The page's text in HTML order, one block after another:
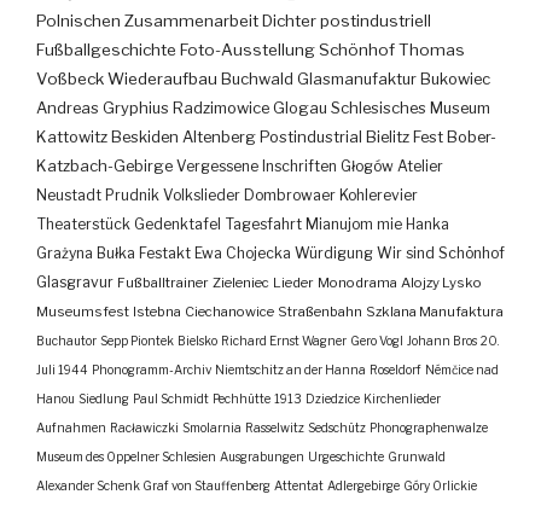
Polnischen ZusammenarbeitDichterpostindustriell
Fußballgeschichte Foto-AusstellungSchönhofThomas
VoßbeckWiederaufbau Buchwald Glasmanufaktur Bukowiec
Andreas Gryphius Radzimowice Glogau Schlesisches Museum
Kattowitz Beskiden Altenberg Postindustrial Bielitz Fest Bober-
Katzbach-Gebirge Vergessene Inschriften Głogów Atelier
Neustadt Prudnik Volkslieder Dombrowaer Kohlerevier
Theaterstück Gedenktafel Tagesfahrt Mianujom mie Hanka
Grażyna Bułka Festakt Ewa Chojecka Würdigung Wir sind Schönhof
Glasgravur Fußballtrainer Zieleniec Lieder Monodrama Alojzy Lysko
Museumsfest Istebna Ciechanowice Straßenbahn Szklana Manufaktura
Buchautor Sepp Piontek Bielsko Richard Ernst Wagner Gero Vogl Johann Bros 20.
Juli 1944 Phonogramm-Archiv Niemtschitz an der Hanna Roseldorf Némčice nad
Hanou Siedlung Paul Schmidt Pechhütte 1913 Dziedzice Kirchenlieder
Aufnahmen Racławiczki Smolarnia Rasselwitz Sedschütz Phonographenwalze
Museum des Oppelner Schlesien Ausgrabungen Urgeschichte Grunwald
Alexander Schenk Graf von Stauffenberg Attentat Adlergebirge Góry Orlickie